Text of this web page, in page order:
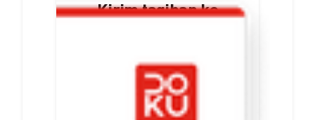
Kirim tagihan ke
link pembayaran
Tiap payment link berisi info
pesanan dan rincian harga